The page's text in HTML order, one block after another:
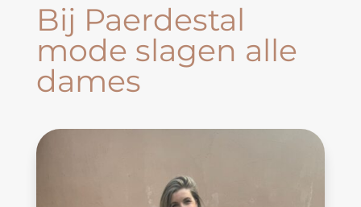
Bij Paerdestal
mode slagen alle
dames